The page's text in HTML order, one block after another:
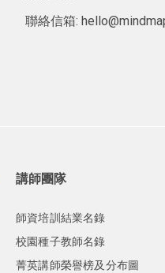
聯絡信箱:
講師團隊
師資培訓結業名錄
校園種子教師名錄
菁英講師榮譽榜及分布圖